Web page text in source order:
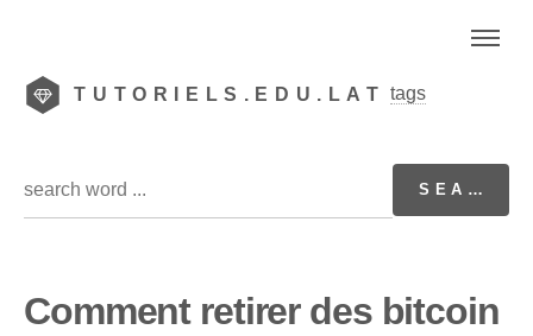
TUTORIELS.EDU.LAT tags
Comment retirer des bitcoin